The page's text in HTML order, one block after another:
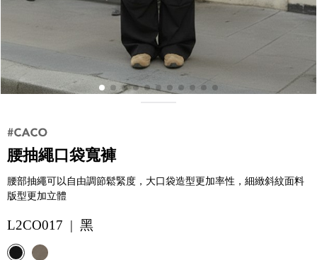
腰抽繩口袋寬褲
腰部抽繩可以自由調節鬆緊度，大口袋造型更加率性，細緻斜紋面料
版型更加立體
L2CO017 | 黑